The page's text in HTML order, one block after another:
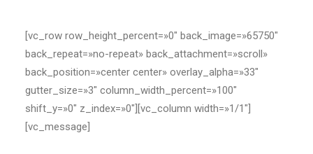
DEFINICIONES
BLOG
CONTACTO
[vc_row row_height_percent=»0″ back_image=»65750″
back_repeat=»no-repeat» back_attachment=»scroll»
back_position=»center center» overlay_alpha=»33″
gutter_size=»3″ column_width_percent=»100″
shift_y=»0″ z_index=»0″][vc_column width=»1/1″]
[vc_message]